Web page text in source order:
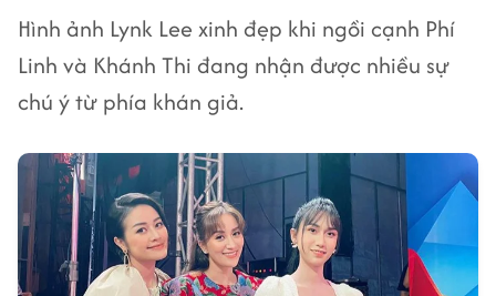
Hình ảnh Lynk Lee xinh đẹp khi ngồi cạnh Phí
Linh và Khánh Thi đang nhận được nhiều sự
chú ý từ phía khán giả.